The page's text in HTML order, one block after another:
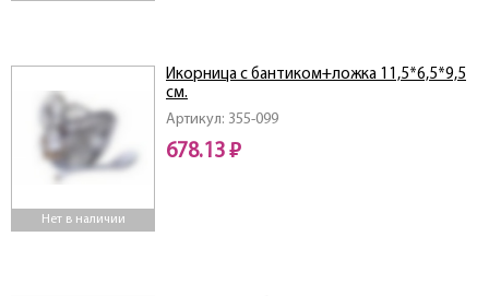
Нет в наличии
Артикул: 355-099
Икорница с бантиком+ложка 11,5*6,5*9,5
см.
678.13 ₽